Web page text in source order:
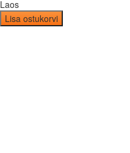
Laos
Lisa ostukorvi